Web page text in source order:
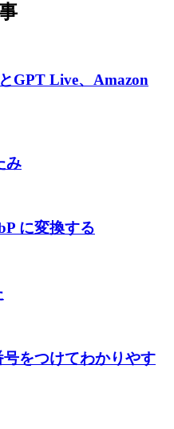
GPT Live、Amazon
み
に変換する
をつけてわかりやす